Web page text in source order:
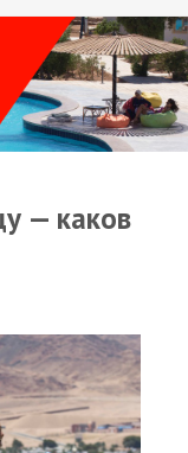
— каков